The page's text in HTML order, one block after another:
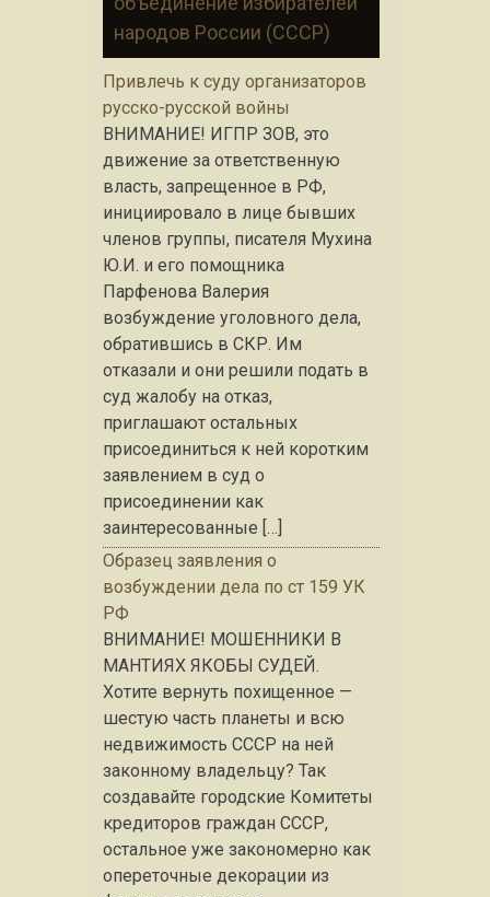
народов России (СССР)
Привлечь к суду организаторов
русско-русской войны
ВНИМАНИЕ! ИГПР ЗОВ, это
движение за ответственную
власть, запрещенное в РФ,
инициировало в лице бывших
членов группы, писателя Мухина
Ю.И. и его помощника
Парфенова Валерия
возбуждение уголовного дела,
обратившись в СКР. Им
отказали и они решили подать в
суд жалобу на отказ,
приглашают остальных
присоединиться к ней коротким
заявлением в суд о
присоединении как
заинтересованные […]
Образец заявления о
возбуждении дела по ст 159 УК
РФ
ВНИМАНИЕ! МОШЕННИКИ В
МАНТИЯХ ЯКОБЫ СУДЕЙ.
Хотите вернуть похищенное —
шестую часть планеты и всю
недвижимость СССР на ней
законному владельцу? Так
создавайте городские Комитеты
кредиторов граждан СССР,
остальное уже закономерно как
опереточные декорации из